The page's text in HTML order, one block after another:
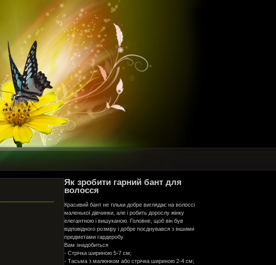
Як зробити гарний бант для
волосся
Красивий бант не тільки добре виглядає на волоссі
маленької дівчинки, але і робить дорослу жінку
елегантною і вишуканою. Головне, щоб він був
відповідного розміру і добре поєднувався з іншими
предметами гардеробу.
Вам знадобиться
- Стрічка шириною 5-7 см;
- Тасьма з малюнком або стрічка шириною 2-4 см;